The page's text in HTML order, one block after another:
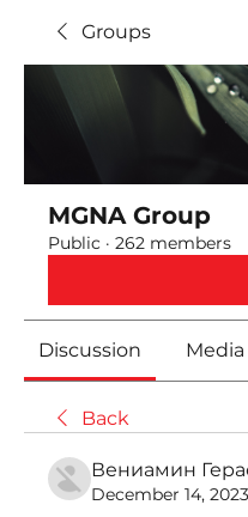
Groups
MGNA Group
Public · 262 members
Discussion Media
Back
Вениамин
December 14, 2023